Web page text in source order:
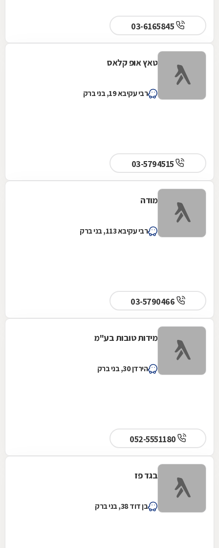
טאץ אופ קלאס
רבי עקיבא 19, בני ברק
03-5794515
מודה
רבי עקיבא 113, בני ברק
מידות טובות בע"מ
הירדן 30, בני ברק
בגד פז
בן דוד 38, בני ברק